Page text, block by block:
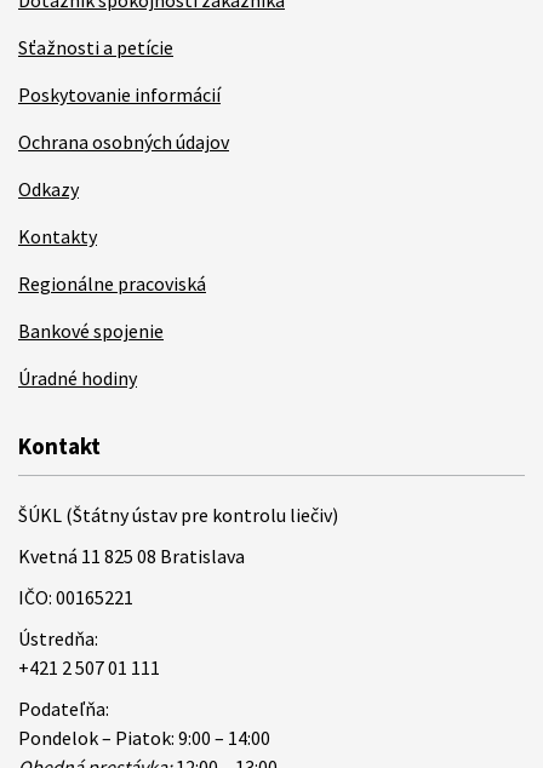
Sťažnosti a petície
Poskytovanie informácií
Ochrana osobných údajov
Odkazy
Kontakty
Regionálne pracoviská
Bankové spojenie
Úradné hodiny
Kontakt
ŠÚKL (Štátny ústav pre kontrolu liečiv)
Kvetná 11 825 08 Bratislava
IČO: 00165221
Ústredňa:
+421 2 507 01 111
Podateľňa:
Pondelok – Piatok: 9:00 – 14:00